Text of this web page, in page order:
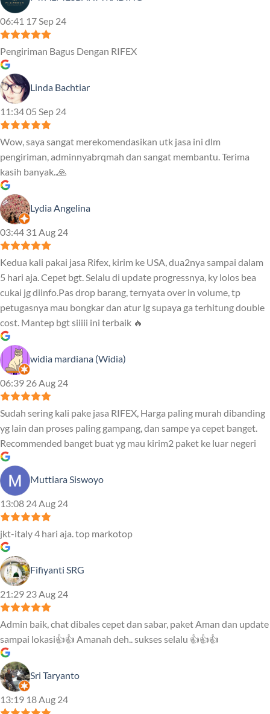
06:41 17 Sep 24
Pengiriman Bagus Dengan RIFEX
Linda Bachtiar
11:34 05 Sep 24
Wow, saya sangat merekomendasikan utk jasa ini dlm
pengiriman, adminnyabrqmah dan sangat membantu. Terima
kasih banyak..🙏
Lydia Angelina
03:44 31 Aug 24
Kedua kali pakai jasa Rifex, kirim ke USA, dua2nya sampai dalam
5 hari aja. Cepet bgt. Selalu di update progressnya, ky lolos bea
cukai jg diinfo.Pas drop barang, ternyata over in volume, tp
petugasnya mau bongkar dan atur lg supaya ga terhitung double
cost. Mantep bgt siiiii ini terbaik 🔥
widia mardiana (Widia)
06:39 26 Aug 24
Sudah sering kali pake jasa RIFEX, Harga paling murah dibanding
yg lain dan proses paling gampang, dan sampe ya cepet banget.
Recommended banget buat yg mau kirim2 paket ke luar negeri
Muttiara Siswoyo
13:08 24 Aug 24
jkt-italy 4 hari aja. top markotop
Fifiyanti SRG
21:29 23 Aug 24
Admin baik, chat dibales cepet dan sabar, paket Aman dan update
sampai lokasi👍👍 Amanah deh.. sukses selalu 👍👍👍
Sri Taryanto
13:19 18 Aug 24